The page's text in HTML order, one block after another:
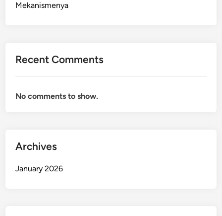
Mekanismenya
Recent Comments
No comments to show.
Archives
January 2026